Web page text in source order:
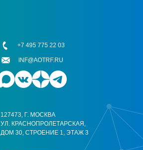
127473, Г. МОСКВА
УЛ. КРАСНОПРОЛЕТАРСКАЯ,
ДОМ 30, СТРОЕНИЕ 1, ЭТАЖ 3
+7 495 775 22 03
INF@AOTRF.RU